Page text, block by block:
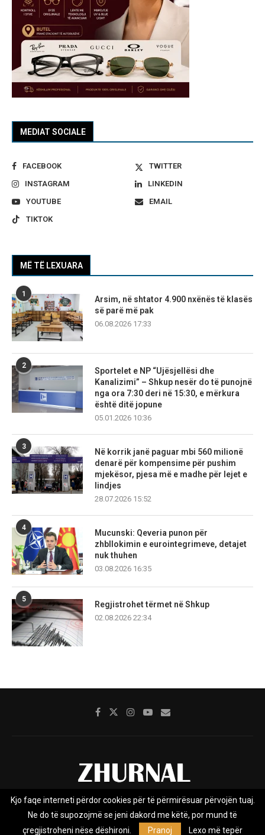
MEDIAT SOCIALE
FACEBOOK
TWITTER
INSTAGRAM
LINKEDIN
YOUTUBE
EMAIL
TIKTOK
MË TË LEXUARA
1
Arsim, në shtator 4.900 nxënës të klasës
së parë më pak
06.08.2026 17:33
2
Sportelet e NP “Ujësjellësi dhe
Kanalizimi” – Shkup nesër do të punojnë
nga ora 7:30 deri në 15:30, e mërkura
është ditë jopune
05.01.2026 10:36
3
Në korrik janë paguar mbi 560 milionë
denarë për kompensime për pushim
mjekësor, pjesa më e madhe për lejet e
lindjes
28.07.2026 15:52
4
Mucunski: Qeveria punon për
zhbllokimin e eurointegrimeve, detajet
nuk thuhen
03.08.2026 16:35
5
Regjistrohet tërmet në Shkup
02.08.2026 22:34
Rreth nesh Impresumi Marketing
Privacy Policy
Kjo faqe interneti përdor cookies për të përmirësuar përvojën tuaj.
Ne do të supozojmë se jeni dakord me këtë, por mund të
çregjistroheni nëse dëshironi.
Pranoj Lexo më tepër